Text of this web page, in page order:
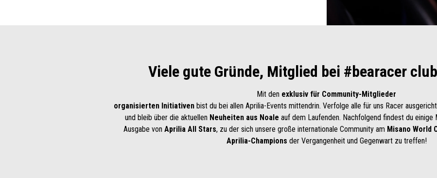
Viele gute Gründe, Mitglied bei #bearacer
Mit den exklusiv für Community-Mitglieder
organisierten Initiativenbist du bei allen Aprilia-Events mittendrin. Verfolge alle für uns Racer
und bleib über die aktuellen Neuheiten aus Noale auf dem Laufenden. Nachfolgend findest du
Ausgabe von Aprilia All Stars, zu der sich unsere große internationale Community am Misano World
Aprilia-Champions der Vergangenheit und Gegenwart zu treffen!